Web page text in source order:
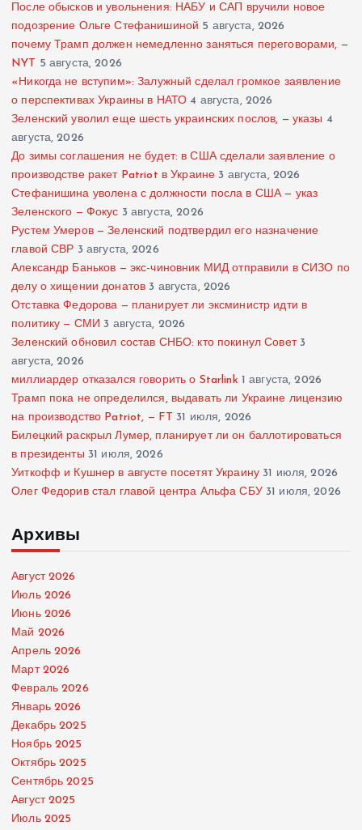
После обысков и увольнения: НАБУ и САП вручили новое
подозрение Ольге Стефанишиной 5 августа, 2026
почему Трамп должен немедленно заняться переговорами, —
NYT 5 августа, 2026
«Никогда не вступим»: Залужный сделал громкое заявление
о перспективах Украины в НАТО 4 августа, 2026
Зеленский уволил еще шесть украинских послов, — указы 4
августа, 2026
До зимы соглашения не будет: в США сделали заявление о
производстве ракет Patriot в Украине 3 августа, 2026
Стефанишина уволена с должности посла в США — указ
Зеленского — Фокус 3 августа, 2026
Рустем Умеров — Зеленский подтвердил его назначение
главой СВР 3 августа, 2026
Александр Баньков — экс-чиновник МИД отправили в СИЗО по
делу о хищении донатов 3 августа, 2026
Отставка Федорова — планирует ли эксминистр идти в
политику — СМИ 3 августа, 2026
Зеленский обновил состав СНБО: кто покинул Совет 3
августа, 2026
миллиардер отказался говорить о Starlink 1 августа, 2026
Трамп пока не определился, выдавать ли Украине лицензию
на производство Patriot, — FT 31 июля, 2026
Билецкий раскрыл Лумер, планирует ли он баллотироваться
в президенты 31 июля, 2026
Уиткофф и Кушнер в августе посетят Украину 31 июля, 2026
Олег Федорив стал главой центра Альфа СБУ 31 июля, 2026
Архивы
Август 2026
Июль 2026
Июнь 2026
Май 2026
Апрель 2026
Март 2026
Февраль 2026
Январь 2026
Декабрь 2025
Ноябрь 2025
Октябрь 2025
Сентябрь 2025
Август 2025
Июль 2025